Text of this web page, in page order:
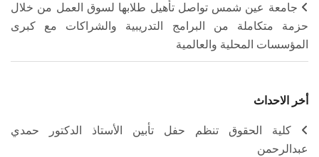
جامعة عين شمس تواصل تأهيل طلابها لسوق العمل من خلال
حزمة متكاملة من البرامج التدريبية والشراكات مع كبرى
المؤسسات المحلية والعالمية
أخر الاحداث
كلية الحقوق تنظم حفل تأبين الأستاذ الدكتور حمدي
عبدالرحمن